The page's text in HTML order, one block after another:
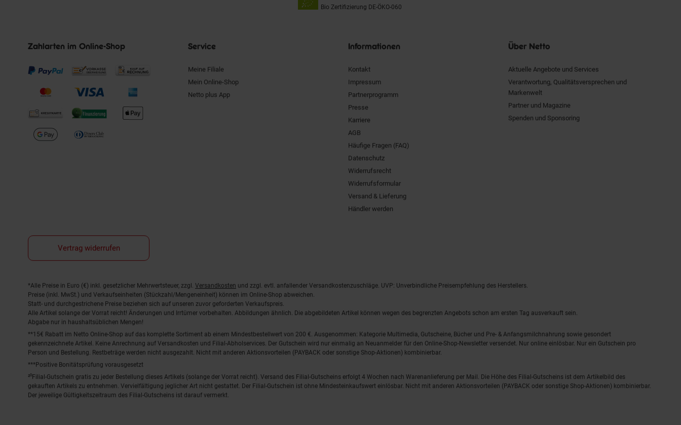
Bio Zertifizierung DE-ÖKO-060
Zahlarten im Online-Shop Service
Meine Filiale
Mein Online-Shop
Netto plus App
Informationen
Kontakt
Impressum
Partnerprogramm
Presse
Karriere
AGB
Häufige Fragen (FAQ)
Datenschutz
Widerrufsrecht
Widerrufsformular
Versand & Lieferung
Händler werden
Über Netto
Aktuelle Angebote und Services
Verantwortung, Qualitätsversprechen und
Markenwelt
Partner und Magazine
Spenden und Sponsoring
Vertrag widerrufen
Fußnoten
*Alle Preise in Euro (€) inkl. gesetzlicher Mehrwertsteuer, zzgl. Versandkosten und zzgl. evtl. anfallender Versandkostenzuschläge. UVP: Unverbindliche Preisempfehlung des Herstellers.
Preise (inkl. MwSt.) und Verkaufseinheiten (Stückzahl/Mengeneinheit) können im Online-Shop abweichen.
Statt- und durchgestrichene Preise beziehen sich auf unseren zuvor geforderten Verkaufspreis.
Alle Artikel solange der Vorrat reicht! Änderungen und Irrtümer vorbehalten. Abbildungen ähnlich. Die abgebildeten Artikel können wegen des begrenzten Angebots schon am ersten Tag ausverkauft sein.
Abgabe nur in haushaltsüblichen Mengen!
**15€ Rabatt im Netto Online-Shop auf das komplette Sortiment ab einem Mindestbestellwert von 200 €. Ausgenommen: Kategorie Multimedia, Gutscheine, Bücher und Pre- & Anfangsmilchnahrung sowie gesondert
gekennzeichnete Artikel. Keine Anrechnung auf Versandkosten und Filial-Abholservices. Der Gutschein wird nur einmalig an Neuanmelder für den Online-Shop-Newsletter versendet. Nur online einlösbar. Nur ein Gutschein pro
Person und Bestellung. Restbeträge werden nicht ausgezahlt. Nicht mit anderen Aktionsvorteilen (PAYBACK oder sonstige Shop-Aktionen) kombinierbar.
***Positive Bonitätsprüfung vorausgesetzt
²⁰Filial-Gutschein gratis zu jeder Bestellung dieses Artikels (solange der Vorrat reicht). Versand des Filial-Gutscheins erfolgt 4 Wochen nach Warenanlieferung per Mail. Die Höhe des Filial-Gutscheins ist dem Artikelbild des
gekauften Artikels zu entnehmen. Vervielfältigung jeglicher Art nicht gestattet. Der Filial-Gutschein ist ohne Mindesteinkaufswert einlösbar. Nicht mit anderen Aktionsvorteilen (PAYBACK oder sonstige Shop-Aktionen) kombinierbar.
Der jeweilige Gültigkeitszeitraum des Filial-Gutscheins ist darauf vermerkt.